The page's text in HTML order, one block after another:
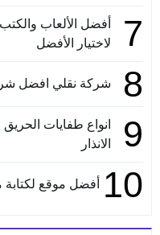
7
أفضل الألعاب
لاختيار الأفضل
8 شركة نقلي افضل
9
انواع طفايات
الانذار
10 أفضل موقع